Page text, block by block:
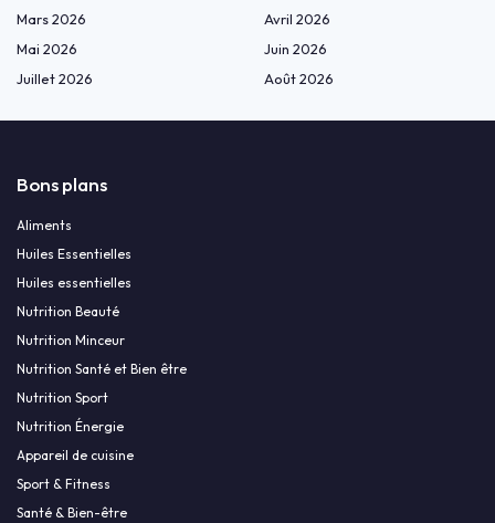
Mars 2026
Avril 2026
Mai 2026
Juin 2026
Juillet 2026
Août 2026
Bons plans
Aliments
Huiles Essentielles
Huiles essentielles
Nutrition Beauté
Nutrition Minceur
Nutrition Santé et Bien être
Nutrition Sport
Nutrition Énergie
Appareil de cuisine
Sport & Fitness
Santé & Bien-être